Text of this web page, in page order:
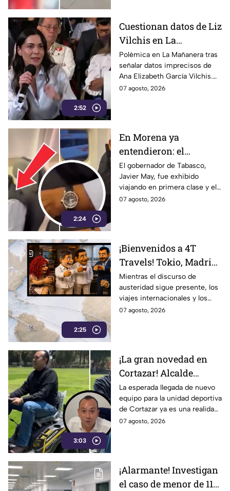
2:52
Cuestionan datos de Liz
Vilchis en La
Mañanera: estudio de
Reuters respalda a TV
Azteca
Polémica en La Mañanera tras
señalar datos imprecisos de
Ana Elizabeth García Vilchis.
Estudio de Reuters coloca a
07 agosto, 2026
2:24
En Morena ya
entendieron: el
problema no es viajar
en primera clase… ¡es
que te graben!
El gobernador de Tabasco,
Javier May, fue exhibido
viajando en primera clase y el
tema llegó hasta la dirigencia
07 agosto, 2026
2:25
¡Bienvenidos a 4T
Travels! Tokio, Madrid,
París y vuelos de lujo…
la austeridad puede
esperar
Mientras el discurso de
austeridad sigue presente, los
viajes internacionales y los
vuelos de lujo se convierten en
07 agosto, 2026
3:03
¡La gran novedad en
Cortazar! Alcalde
presume nuevo equipo
para la unidad
deportiva… y era una
podadora
La esperada llegada de nuevo
equipo para la unidad deportiva
de Cortazar ya es una realidad.
El alcalde Mauricio Estefanía
07 agosto, 2026
¡Alarmante! Investigan
el caso de menor de 11